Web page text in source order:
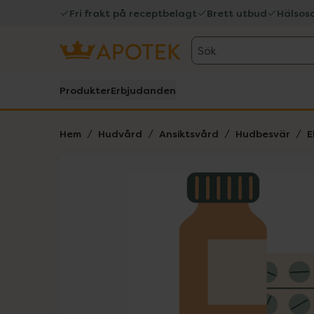
Fri frakt på receptbelagt Brett utbud
Sök
ProdukterErbjudanden
Hem Hudvård Ansiktsvård Hudbesvär
Lista: . Innehåller 1 objekt.